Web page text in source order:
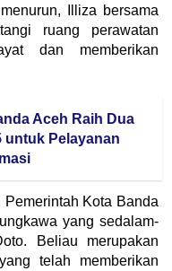
Illiza bersama
ruang perawatan
dan memberikan
Aceh Raih Dua
untuk Pelayanan
Kota Banda
yang sedalam-
Beliau merupakan
telah memberikan